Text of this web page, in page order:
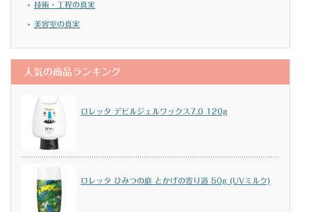
技術・工程の真実
美容室の真実
人気の商品ランキング
ロレッタ デビルジェルワックス7.0 120g
ロレッタ ひみつの庭 とかげの寄り道 50g (UVミルク)